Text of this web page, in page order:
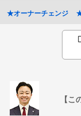
★オーナーチェンジ
【こ